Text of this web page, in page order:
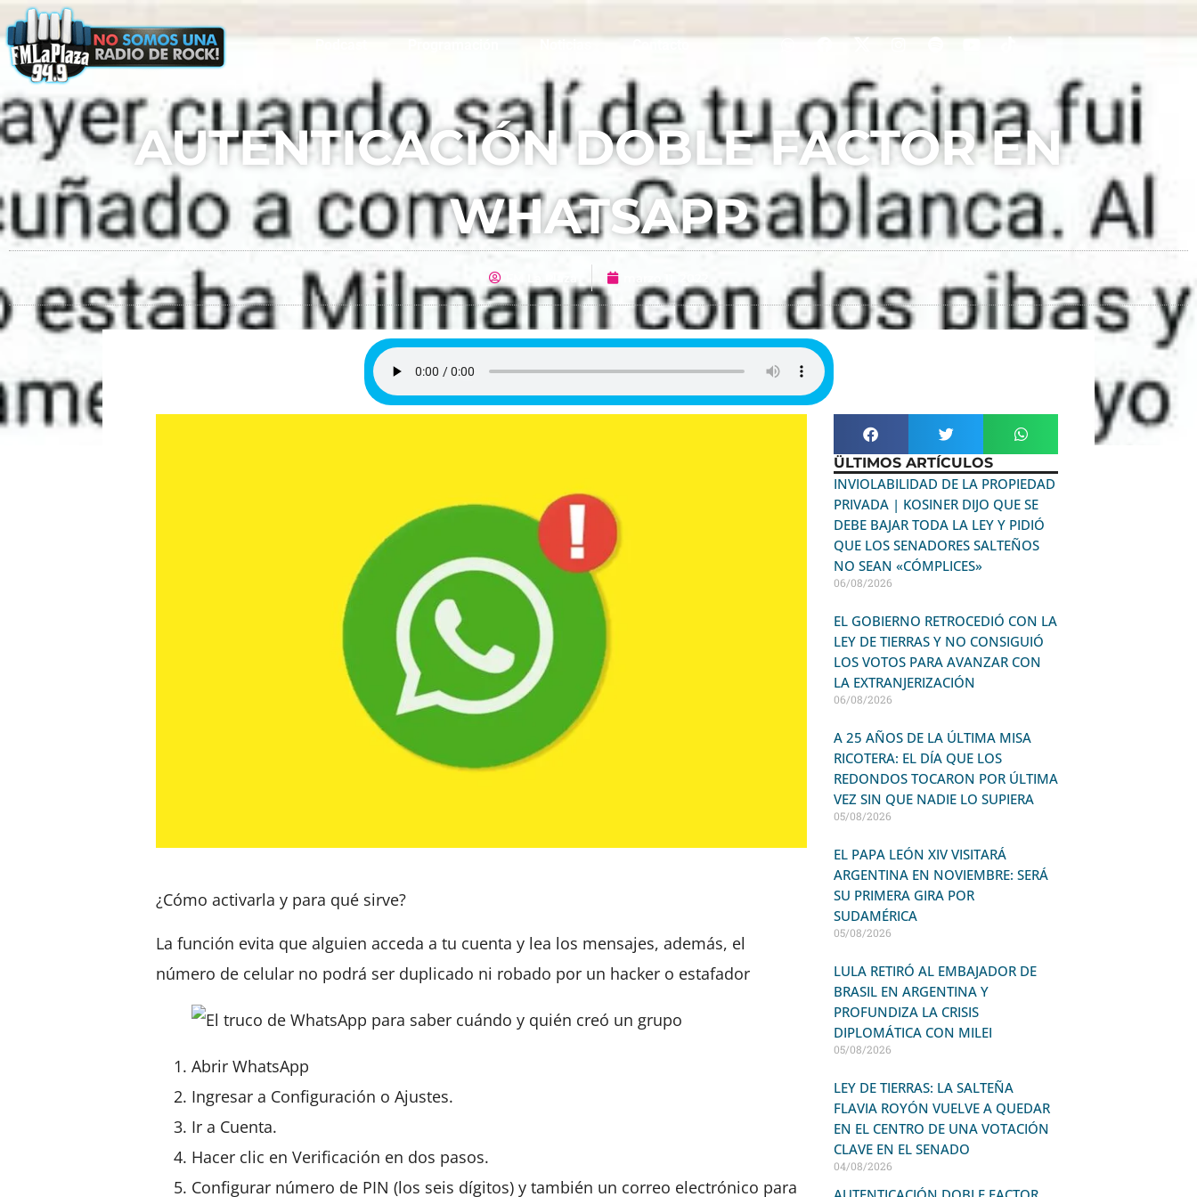
AUTENTICACIÓN DOBLE FACTOR EN
WHATSAPP
¿Cómo activarla y para qué sirve?
La función evita que alguien acceda a tu cuenta y lea los mensajes, además, el
número de celular no podrá ser duplicado ni robado por un hacker o estafador
Abrir WhatsApp
Ingresar a Configuración o Ajustes.
Ir a Cuenta.
Hacer clic en Verificación en dos pasos.
Configurar número de PIN (los seis dígitos) y también un correo electrónico para
ÜLTIMOS ARTÍCULOS
INVIOLABILIDAD DE LA PROPIEDAD
PRIVADA | KOSINER DIJO QUE SE
DEBE BAJAR TODA LA LEY Y PIDIÓ
QUE LOS SENADORES SALTEÑOS
NO SEAN «CÓMPLICES»
06/08/2026
EL GOBIERNO RETROCEDIÓ CON LA
LEY DE TIERRAS Y NO CONSIGUIÓ
LOS VOTOS PARA AVANZAR CON
LA EXTRANJERIZACIÓN
06/08/2026
A 25 AÑOS DE LA ÚLTIMA MISA
RICOTERA: EL DÍA QUE LOS
REDONDOS TOCARON POR ÚLTIMA
VEZ SIN QUE NADIE LO SUPIERA
05/08/2026
EL PAPA LEÓN XIV VISITARÁ
ARGENTINA EN NOVIEMBRE: SERÁ
SU PRIMERA GIRA POR
SUDAMÉRICA
05/08/2026
LULA RETIRÓ AL EMBAJADOR DE
BRASIL EN ARGENTINA Y
PROFUNDIZA LA CRISIS
DIPLOMÁTICA CON MILEI
05/08/2026
LEY DE TIERRAS: LA SALTEÑA
FLAVIA ROYÓN VUELVE A QUEDAR
EN EL CENTRO DE UNA VOTACIÓN
CLAVE EN EL SENADO
04/08/2026